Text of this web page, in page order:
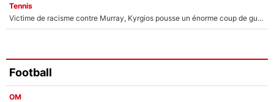
Tennis
Victime de racisme contre Murray, Kyrgios pousse un énorme coup de gueule !
Football
OM